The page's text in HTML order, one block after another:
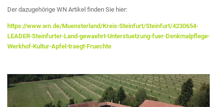
Der dazugehörige WN Artikel finden Sie hier:
https://www.wn.de/Muensterland/Kreis-Steinfurt/Steinfurt/4230654-
LEADER-Steinfurter-Land-gewaehrt-Unterstuetzung-fuer-Denkmalpflege-
Werkhof-Kultur-Apfel-traegt-Fruechte